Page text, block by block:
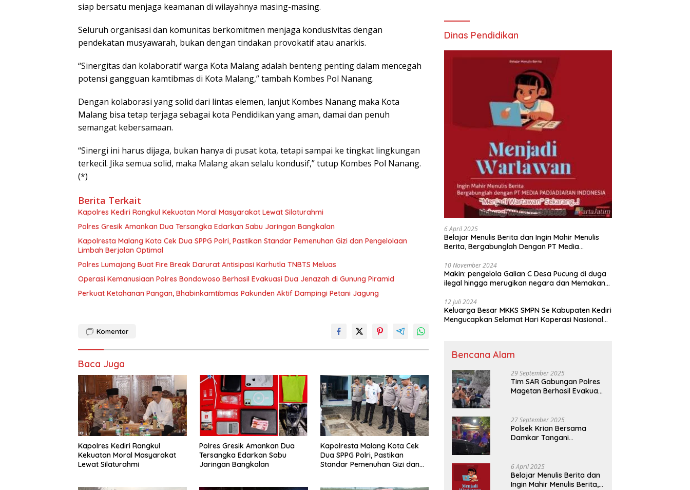
siap bersatu menjaga keamanan di wilayahnya masing-masing.
Seluruh organisasi dan komunitas berkomitmen menjaga kondusivitas dengan
pendekatan musyawarah, bukan dengan tindakan provokatif atau anarkis.
“Sinergitas dan kolaboratif warga Kota Malang adalah benteng penting dalam mencegah
potensi gangguan kamtibmas di Kota Malang,” tambah Kombes Pol Nanang.
Dengan kolaborasi yang solid dari lintas elemen, lanjut Kombes Nanang maka Kota
Malang bisa tetap terjaga sebagai kota Pendidikan yang aman, damai dan penuh
semangat kebersamaan.
“Sinergi ini harus dijaga, bukan hanya di pusat kota, tetapi sampai ke tingkat lingkungan
terkecil. Jika semua solid, maka Malang akan selalu kondusif,” tutup Kombes Pol Nanang.
(*)
Berita Terkait
Kapolres Kediri Rangkul Kekuatan Moral Masyarakat Lewat Silaturahmi
Polres Gresik Amankan Dua Tersangka Edarkan Sabu Jaringan Bangkalan
Kapolresta Malang Kota Cek Dua SPPG Polri, Pastikan Standar Pemenuhan Gizi dan Pengelolaan
Limbah Berjalan Optimal
Polres Lumajang Buat Fire Break Darurat Antisipasi Karhutla TNBTS Meluas
Operasi Kemanusiaan Polres Bondowoso Berhasil Evakuasi Dua Jenazah di Gunung Piramid
Perkuat Ketahanan Pangan, Bhabinkamtibmas Pakunden Aktif Dampingi Petani Jagung
Komentar
Baca Juga
Kapolres Kediri Rangkul
Kekuatan Moral Masyarakat
Lewat Silaturahmi
Polres Gresik Amankan Dua
Tersangka Edarkan Sabu
Jaringan Bangkalan
Kapolresta Malang Kota Cek
Dua SPPG Polri, Pastikan
Standar Pemenuhan Gizi dan
Dinas Pendidikan
6 April 2025
Belajar Menulis Berita dan Ingin Mahir Menulis
Berita, Bergabunglah Dengan PT Media
10 November 2024
Makin: pengelola Galian C Desa Pucung di duga
ilegal hingga merugikan negara dan Memakan
12 Juli 2024
Keluarga Besar MKKS SMPN Se Kabupaten Kediri
Mengucapkan Selamat Hari Koperasi Nasional
Bencana Alam
29 September 2025
Tim SAR Gabungan Polres
Magetan Berhasil Evakuasi
27 September 2025
Polsek Krian Bersama
Damkar Tangani
Cluster Lotus
6 April 2025
Belajar Menulis Berita dan
Ingin Mahir Menulis Berita,